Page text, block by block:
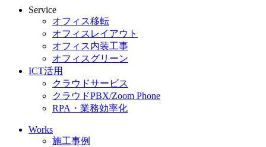
Service
オフィス移転
オフィスレイアウト
オフィス内装工事
オフィスグリーン
ICT活用
クラウドサービス
クラウドPBX/Zoom Phone
RPA・業務効率化
Works
施工事例